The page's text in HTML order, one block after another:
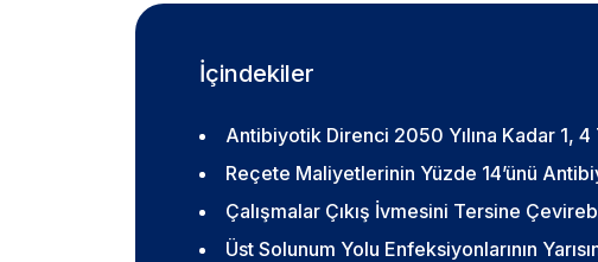
İçindekiler
Antibiyotik Direnci 2050 Yılına Kadar 1,
Reçete Maliyetlerinin Yüzde 14’ünü
Çalışmalar Çıkış İvmesini Tersine
Üst Solunum Yolu Enfeksiyonlarının